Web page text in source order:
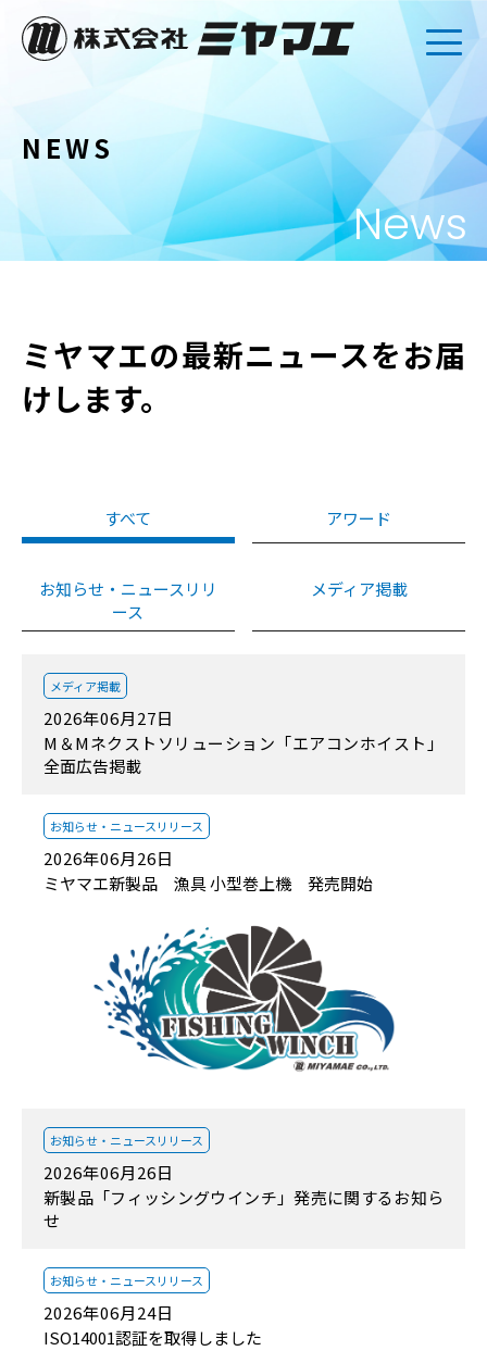
NEWS
News
ミヤマエの最新ニュースをお届
けします。
すべて アワード
お知らせ・ニュースリリ
ース
メディア掲載
2026年06月27日
メディア掲載
M＆Mネクストソリューション「エアコンホイスト」
全面広告掲載
2026年06月26日
お知らせ・ ニュースリリース
ミヤマエ新製品 漁具 小型巻上機 発売開始
2026年06月26日
お知らせ・ ニュースリリース
新製品「フィッシングウインチ」発売に関するお知ら
せ
2026年06月24日
お知らせ・ ニュースリリース
ISO14001認証を取得しました